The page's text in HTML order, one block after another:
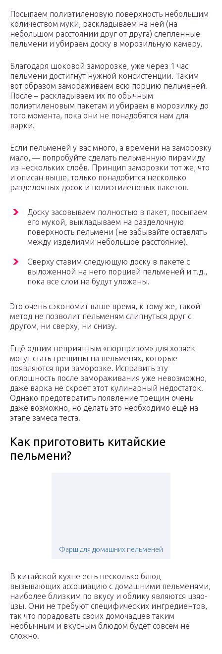
Посыпаем полиэтиленовую поверхность небольшим
количеством муки, раскладываем на ней (на
небольшом расстоянии друг от друга) слепленные
пельмени и убираем доску в морозильную камеру.
Благодаря шоковой заморозке, уже через 1 час
пельмени достигнут нужной консистенции. Таким
вот образом замораживаем всю порцию пельменей.
После – раскладываем их по обычным
полиэтиленовым пакетам и убираем в морозилку до
того момента, пока они не понадобятся нам для
варки.
Если пельменей у вас много, а времени на заморозку
мало, — попробуйте сделать пельменную пирамиду
из нескольких слоёв. Принцип заморозки тот же, что
и описан выше, только понадобится несколько
разделочных досок и полиэтиленовых пакетов.
Доску засовываем полностью в пакет, посыпаем
его мукой, выкладываем на разделочную
поверхность пельмени (не забывайте оставлять
между изделиями небольшое расстояние).
Сверху ставим следующую доску в пакете с
выложенной на него порцией пельменей и т.д.,
пока все слои не будут уложены.
Это очень сэкономит ваше время, к тому же, такой
метод не позволит пельменям слипнуться друг с
другом, ни сверху, ни снизу.
Ещё одним неприятным «сюрпризом» для хозяек
могут стать трещины на пельменях, которые
появляются при заморозке. Исправить эту
оплошность после замораживания уже невозможно,
даже варка не скроет этот кулинарный недостаток.
Однако предотвратить появление трещин очень
даже возможно, но делать это необходимо ещё на
этапе замеса теста.
Как приготовить китайские
пельмени?
Фарш для домашних пельменей
В китайской кухне есть несколько блюд
вызывающих ассоциацию с домашними пельменями,
наиболее близким по вкусу и облику являются цзяо-
цзы. Они не требуют специфических ингредиентов,
так что порадовать своих домочадцев таким
необычным и вкусным блюдом будет совсем не
сложно.